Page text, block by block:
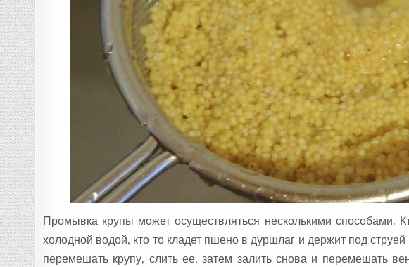
Промывка крупы может осуществляться несколькими способами.
холодной водой, кто то кладет пшено в дуршлаг и держит под
перемешать крупу, слить ее, затем залить снова и перемешать